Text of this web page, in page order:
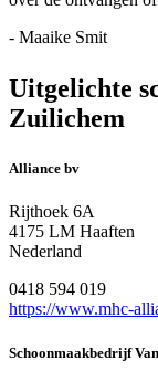
- Maaike Smit
Uitgelichte
Zuilichem
Alliance bv
Rijthoek 6A
4175 LM Haaften
Nederland
0418 594 019
https://www.mhc-
Schoonmaakbedrijf